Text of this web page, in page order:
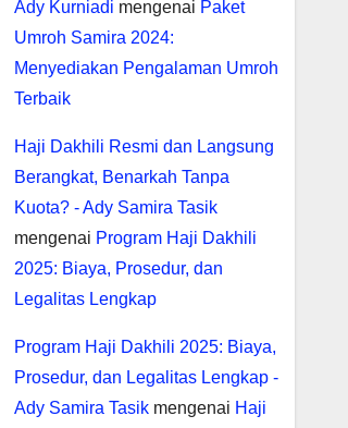
Ady Kurniadi mengenai Paket
Umroh Samira 2024:
Menyediakan Pengalaman Umroh
Terbaik
Haji Dakhili Resmi dan Langsung
Berangkat, Benarkah Tanpa
Kuota? - Ady Samira Tasik
mengenai Program Haji Dakhili
2025: Biaya, Prosedur, dan
Legalitas Lengkap
Program Haji Dakhili 2025: Biaya,
Prosedur, dan Legalitas Lengkap -
Ady Samira Tasikmengenai Haji